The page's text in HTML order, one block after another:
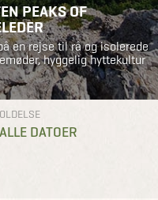
PEAKS OF
en rejse til rå og isolerede
hyggelig hyttekultur
DATOER